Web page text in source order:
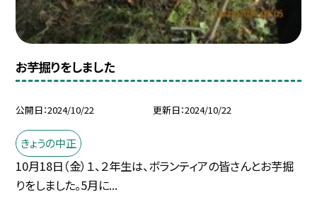
お芋掘りをしました
公開日 2024/10/22 更新日 2024/10/22
きょうの中正
10月18日（金）１、２年生は、ボランティアの皆さんとお芋掘
りをしました。5月に...